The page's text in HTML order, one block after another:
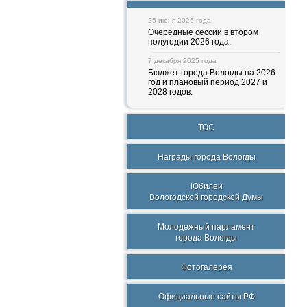
25 июня 2026 года
Очередные сессии в втором
полугодии 2026 года.
7 декабря 2025 года
Бюджет города Вологды на 2026
год и плановый период 2027 и
2028 годов.
ТОС
Награды города Вологды
Юбилеи
Вологодской городской Думы
Молодежный парламент
города Вологды
Фотогалерея
Официальные сайты РФ